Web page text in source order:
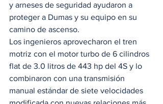
y arneses de seguridad ayudaron a
proteger a Dumas y su equipo en su
camino de ascenso.
Los ingenieros aprovecharon el tren
motriz con el motor turbo de 6 cilindros
flat de 3.0 litros de 443 hp del 4S y lo
combinaron con una transmisión
manual estándar de siete velocidades